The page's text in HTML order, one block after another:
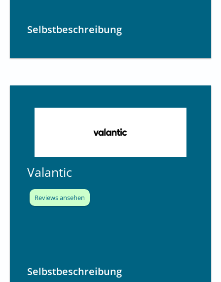
Selbstbeschreibung
Valantic
Reviews ansehen
Selbstbeschreibung